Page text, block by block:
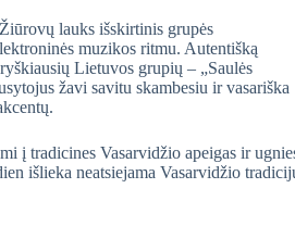
lauks išskirtinis grupės
muzikos ritmu. Autentišką
Lietuvos grupių – „Saulės
žavi savitu skambesiu ir vasariška
į tradicines Vasarvidžio apeigas ir
išlieka neatsiejama Vasarvidžio